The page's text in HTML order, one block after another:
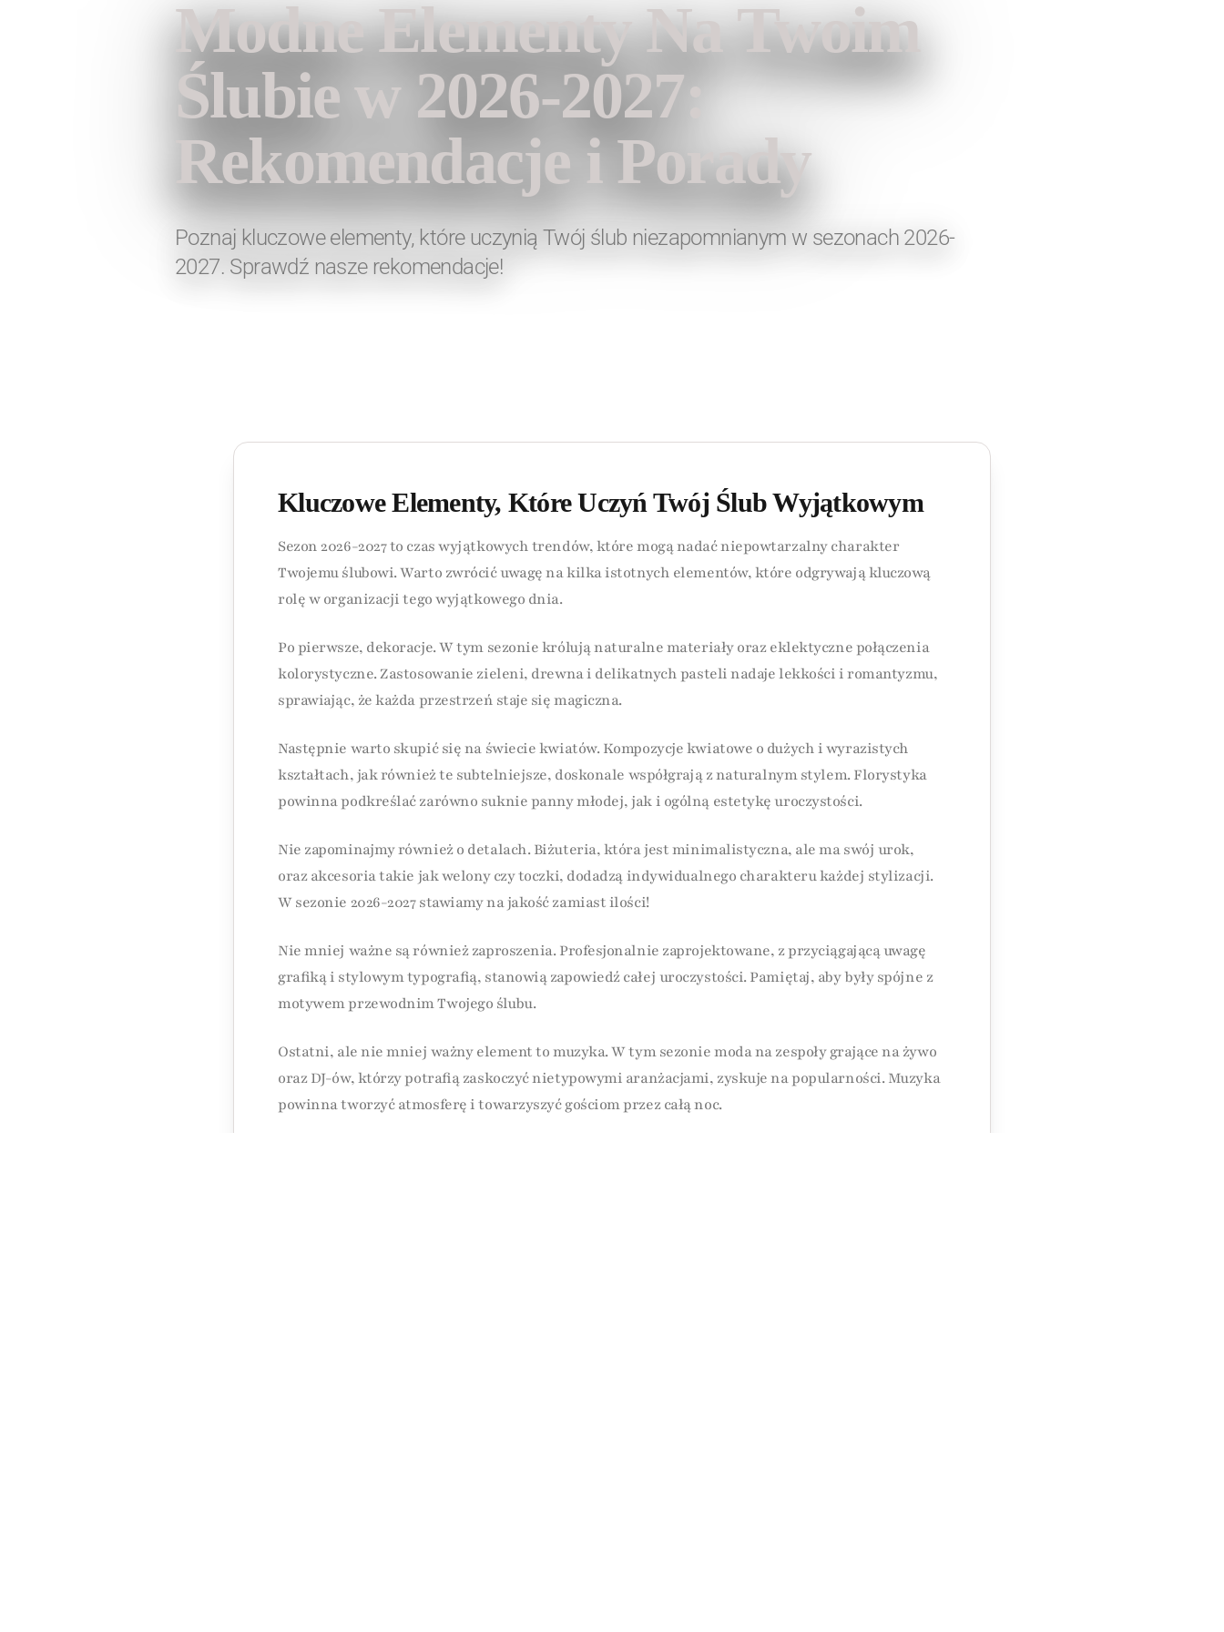
Modne Elementy Na Twoim
Ślubie w 2026-2027:
Rekomendacje i Porady
Poznaj kluczowe elementy, które uczynią Twój ślub niezapomnianym w sezonach 2026-
2027. Sprawdź nasze rekomendacje!
Kluczowe Elementy, Które Uczyń Twój Ślub Wyjątkowym
Sezon 2026-2027 to czas wyjątkowych trendów, które mogą nadać niepowtarzalny charakter
Twojemu ślubowi. Warto zwrócić uwagę na kilka istotnych elementów, które odgrywają kluczową
rolę w organizacji tego wyjątkowego dnia.
Po pierwsze, dekoracje. W tym sezonie królują naturalne materiały oraz eklektyczne połączenia
kolorystyczne. Zastosowanie zieleni, drewna i delikatnych pasteli nadaje lekkości i romantyzmu,
sprawiając, że każda przestrzeń staje się magiczna.
Następnie warto skupić się na świecie kwiatów. Kompozycje kwiatowe o dużych i wyrazistych
kształtach, jak również te subtelniejsze, doskonale współgrają z naturalnym stylem. Florystyka
powinna podkreślać zarówno suknie panny młodej, jak i ogólną estetykę uroczystości.
Nie zapominajmy również o detalach. Biżuteria, która jest minimalistyczna, ale ma swój urok,
oraz akcesoria takie jak welony czy toczki, dodadzą indywidualnego charakteru każdej stylizacji.
W sezonie 2026-2027 stawiamy na jakość zamiast ilości!
Nie mniej ważne są również zaproszenia. Profesjonalnie zaprojektowane, z przyciągającą uwagę
grafiką i stylowym typografią, stanowią zapowiedź całej uroczystości. Pamiętaj, aby były spójne z
motywem przewodnim Twojego ślubu.
Ostatni, ale nie mniej ważny element to muzyka. W tym sezonie moda na zespoły grające na żywo
oraz DJ-ów, którzy potrafią zaskoczyć nietypowymi aranżacjami, zyskuje na popularności. Muzyka
powinna tworzyć atmosferę i towarzyszyć gościom przez całą noc.